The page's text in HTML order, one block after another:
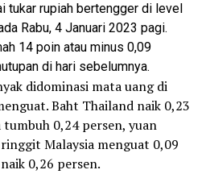
tukar rupiah bertengger di level
Rabu, 4 Januari 2023 pagi.
14 poin atau minus 0,09
di hari sebelumnya.
didominasi mata uang di
Baht Thailand naik 0,23
0,24 persen, yuan
Malaysia menguat 0,09
0,26 persen.